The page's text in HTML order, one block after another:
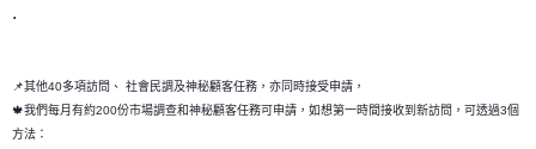
.
📌其他40多項訪問、 社會民調及神秘顧客任務，亦同時接受申請，
🍁我們每月有約200份市場調查和神秘顧客任務可申請，如想第一時間接收到新訪問，可透過3個
方法：